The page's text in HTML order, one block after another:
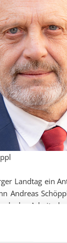
Landtag ein
Andreas
der
Rede und
Landtag